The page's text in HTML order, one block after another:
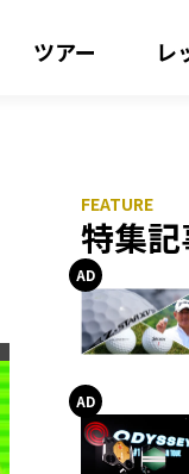
ツアー レ
特集